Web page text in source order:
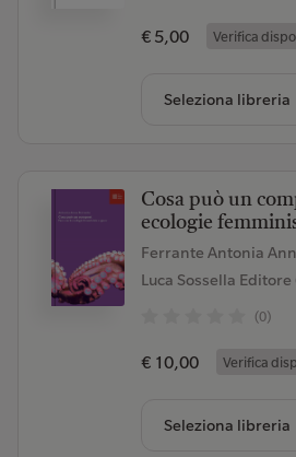
€ 5,00 Verifica
Seleziona libreria
Cosa può un
ecologie
Ferrante Antonia
Luca Sossella Editore
(0)
€ 10,00 Verifica
Seleziona libreria